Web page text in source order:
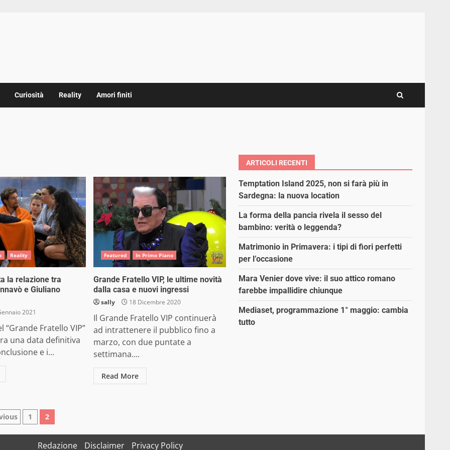
Curiosità Reality Amori finiti
Reality
la relazione tra
e Giuliano
2021
“Grande Fratello VIP”
una data definitiva
e i...
Featured In Primo Piano
Grande Fratello VIP, le ultime novità
dalla casa e nuovi ingressi
sally 18 Dicembre 2020
Il Grande Fratello VIP continuerà
ad intrattenere il pubblico fino a
marzo, con due puntate a
settimana....
Read More
1 2
ARTICOLI RECENTI
Temptation Island 2025, non si farà più in
Sardegna: la nuova location
La forma della pancia rivela il sesso del
bambino: verità o leggenda?
Matrimonio in Primavera: i tipi di fiori perfetti
per l’occasione
Mara Venier dove vive: il suo attico romano
farebbe impallidire chiunque
Mediaset, programmazione 1° maggio: cambia
tutto
Redazione Disclaimer Privacy Policy